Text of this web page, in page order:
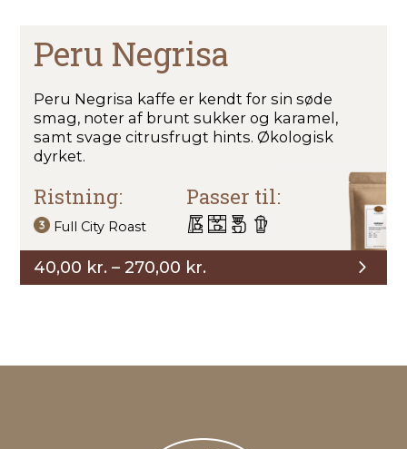
Peru Negrisa
Peru Negrisa kaffe er kendt for sin søde
smag, noter af brunt sukker og karamel,
samt svage citrusfrugt hints. Økologisk
dyrket.
Ristning:
Full City Roast
Passer til:
40,00 kr. – 270,00 kr.Prisinterval:
40,00 kr.